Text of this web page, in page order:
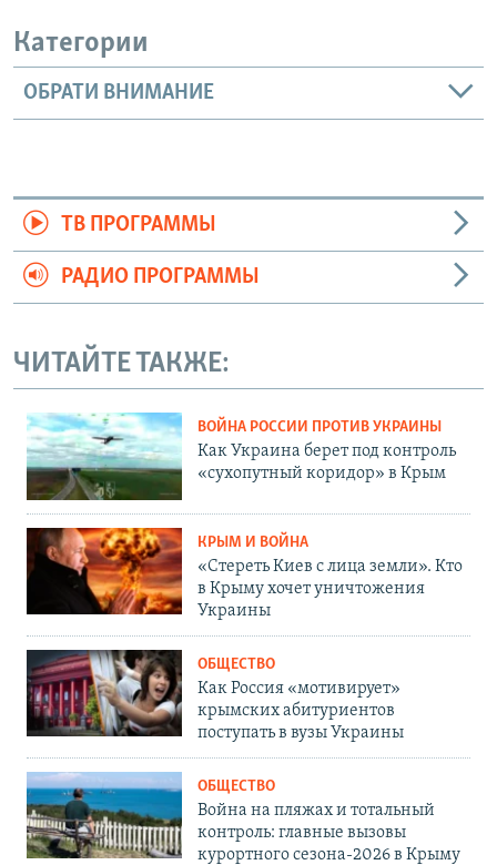
Категории
ОБРАТИ ВНИМАНИЕ
ТВ ПРОГРАММЫ
РАДИО ПРОГРАММЫ
ЧИТАЙТЕ ТАКЖЕ:
ВОЙНА РОССИИ ПРОТИВ УКРАИНЫ
Как Украина берет под контроль
«сухопутный коридор» в Крым
КРЫМ И ВОЙНА
«Стереть Киев с лица земли». Кто
в Крыму хочет уничтожения
Украины
ОБЩЕСТВО
Как Россия «мотивирует»
крымских абитуриентов
поступать в вузы Украины
ОБЩЕСТВО
Война на пляжах и тотальный
контроль: главные вызовы
курортного сезона-2026 в Крыму